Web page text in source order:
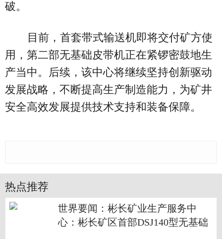
破。
目前，首套带式输送机即将交付矿方使
用，第二部无基础皮带机正在紧锣密鼓地生
产当中。后续，该中心将继续坚持创新驱动
发展战略，不断提高生产制造能力，为矿井
安全高效发展提供技术支持和装备保障。
热点推荐
世界要闻：彬长矿业生产服务中
心：彬长矿区首部DSJ140型无基础